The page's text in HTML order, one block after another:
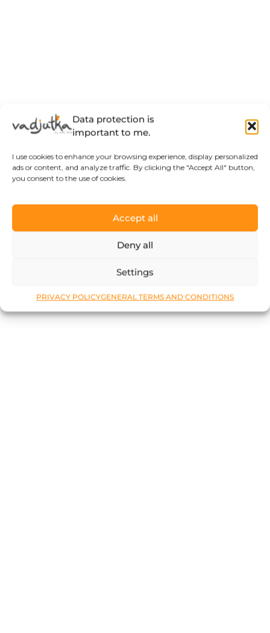
Data protection is
important to me.
I use cookies to enhance your browsing experience, display personalized
ads or content, and analyze traffic. By clicking the "Accept All" button,
you consent to the use of cookies.
Accept all
Deny all
Settings
PRIVACY POLICYGENERAL TERMS AND CONDITIONS